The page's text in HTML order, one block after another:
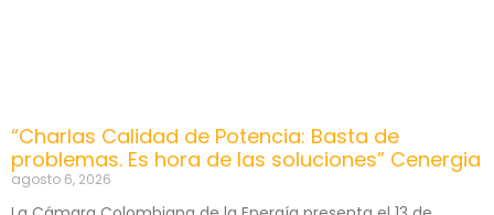
“Charlas Calidad de Potencia: Basta de
problemas. Es hora de las soluciones” Cenergia
agosto 6, 2026